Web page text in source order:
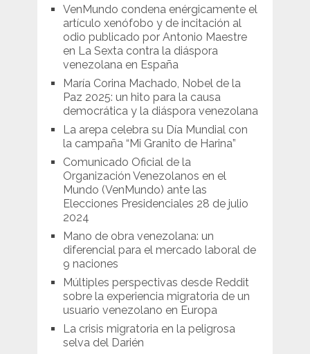
VenMundo condena enérgicamente el
artículo xenófobo y de incitación al
odio publicado por Antonio Maestre
en La Sexta contra la diáspora
venezolana en España
María Corina Machado, Nobel de la
Paz 2025: un hito para la causa
democrática y la diáspora venezolana
La arepa celebra su Día Mundial con
la campaña “Mi Granito de Harina”
Comunicado Oficial de la
Organización Venezolanos en el
Mundo (VenMundo) ante las
Elecciones Presidenciales 28 de julio
2024
Mano de obra venezolana: un
diferencial para el mercado laboral de
9 naciones
Múltiples perspectivas desde Reddit
sobre la experiencia migratoria de un
usuario venezolano en Europa
La crisis migratoria en la peligrosa
selva del Darién